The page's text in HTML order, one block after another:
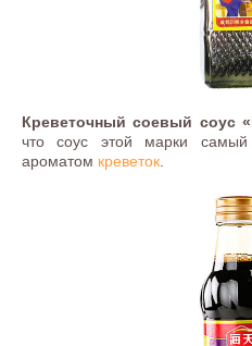
Креветочный соевый соус
что соус этой марки самый
ароматом креветок